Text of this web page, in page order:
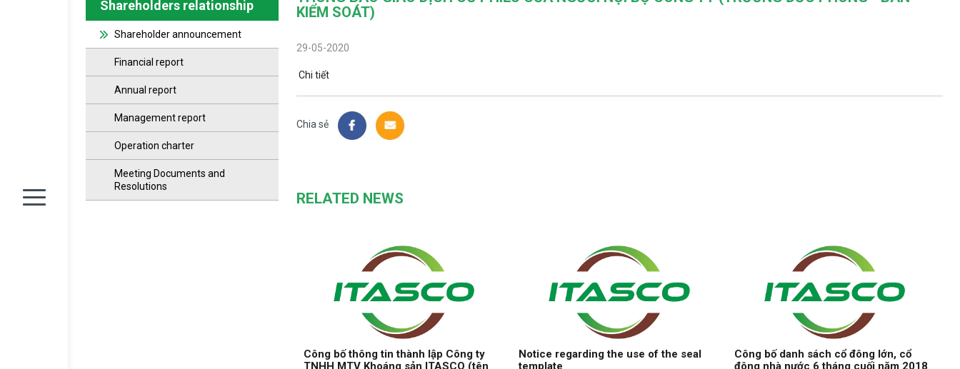
Shareholders relationship
Shareholder announcement
Financial report
Annual report
Management report
Operation charter
Meeting Documents and
Resolutions
KIỂM SOÁT)
29-05-2020
Chi tiết
Chia sẻ
RELATED NEWS
Công bố thông tin thành lập Công ty
TNHH MTV Khoáng sản ITASCO (tên
Notice regarding the use of the seal
template
Công bố danh sách cổ đông lớn, cổ
đông nhà nước 6 tháng cuối năm 2018